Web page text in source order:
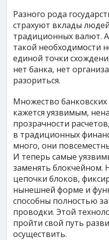
Разного рода
страхуют вклады
традиционных валют.
такой необходимости
единой точки
нет банка, нет
разориться.
Множество
кажется уязвимым,
прозрачности
в традиционных
много, они
И теперь самые
заменять блокчейном.
цепочки блоков,
нынешней форме и
способны полностью
проводки. Этой
пройти свой путь
осуществить.